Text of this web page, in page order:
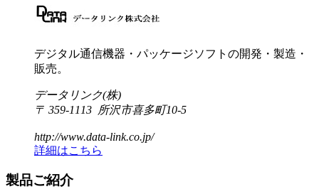
デジタル通信機器・パッケージソフトの開発・製造・
販売。
データリンク(株)
〒 359-1113 所沢市喜多町10-5
http://www.data-link.co.jp/
詳細はこちら
製品ご紹介